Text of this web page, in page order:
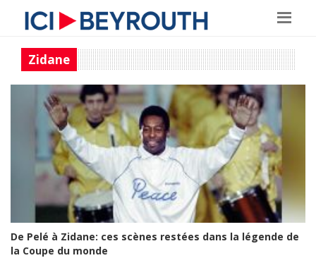
Zidane
De Pelé à Zidane: ces scènes restées dans la légende de
la Coupe du monde